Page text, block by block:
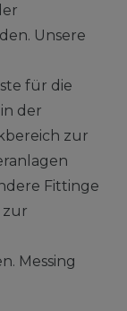
Unsere
für die
der
zur
Fittinge
zur
Messing